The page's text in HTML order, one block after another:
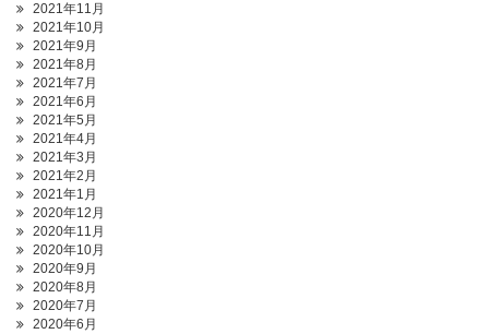
2021年11月
2021年10月
2021年9月
2021年8月
2021年7月
2021年6月
2021年5月
2021年4月
2021年3月
2021年2月
2021年1月
2020年12月
2020年11月
2020年10月
2020年9月
2020年8月
2020年7月
2020年6月